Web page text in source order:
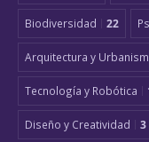
Biodiversidad 22
Arquitectura y
Tecnología y Robótica
Diseño y Creatividad 3